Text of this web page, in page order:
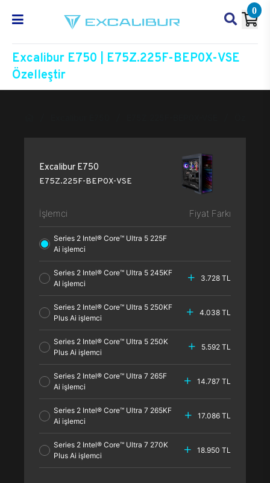
0
Excalibur E750 | E75Z.225F-BEP0X-VSE
Özelleştir
Excalibur E750
E75Z.225F-BEP0X-VSE
İşlemci Fiyat Farkı
Series 2 Intel® Core™ Ultra 5 225F
Ai işlemci
Series 2 Intel® Core™ Ultra 5 245KF
AI işlemci
3.728 TL
Series 2 Intel® Core™ Ultra 5 250KF
Plus Ai işlemci
4.038 TL
Series 2 Intel® Core™ Ultra 5 250K
Plus Ai işlemci
5.592 TL
Series 2 Intel® Core™ Ultra 7 265F
Ai işlemci
14.787 TL
Series 2 Intel® Core™ Ultra 7 265KF
Ai işlemci
17.086 TL
Series 2 Intel® Core™ Ultra 7 270K
Plus Ai işlemci
18.950 TL